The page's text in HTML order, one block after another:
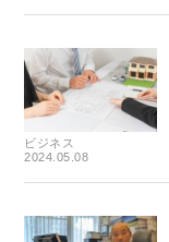
ビジネス
2024.05.08